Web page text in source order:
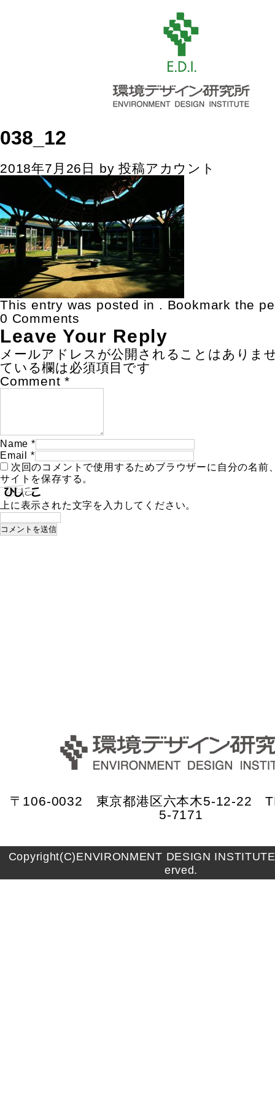
038_12
2018年7月26日 by投稿アカウント
This entry was posted in . Bookmark the
0 Comments
Leave Your Reply
メールアドレスが公開されることはありま
ている欄は必須項目です
Comment *
Name *
Email
*
次回のコメントで使用するためブラウザーに自分の名前
サイトを保存する。
上に表示された文字を入力してください。
〒106-0032 東京都港区六本木5-12-22
5-7171
Copyright(C)ENVIRONMENT DESIGN
erved.